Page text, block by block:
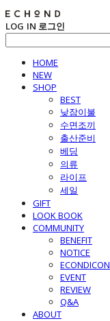
LOG IN 로그인
HOME
NEW
SHOP
BEST
낮잠이불
수면조끼
출산준비
베딩
의류
라이프
세일
GIFT
LOOK BOOK
COMMUNITY
BENEFIT
NOTICE
ECONDICON
EVENT
REVIEW
Q&A
ABOUT